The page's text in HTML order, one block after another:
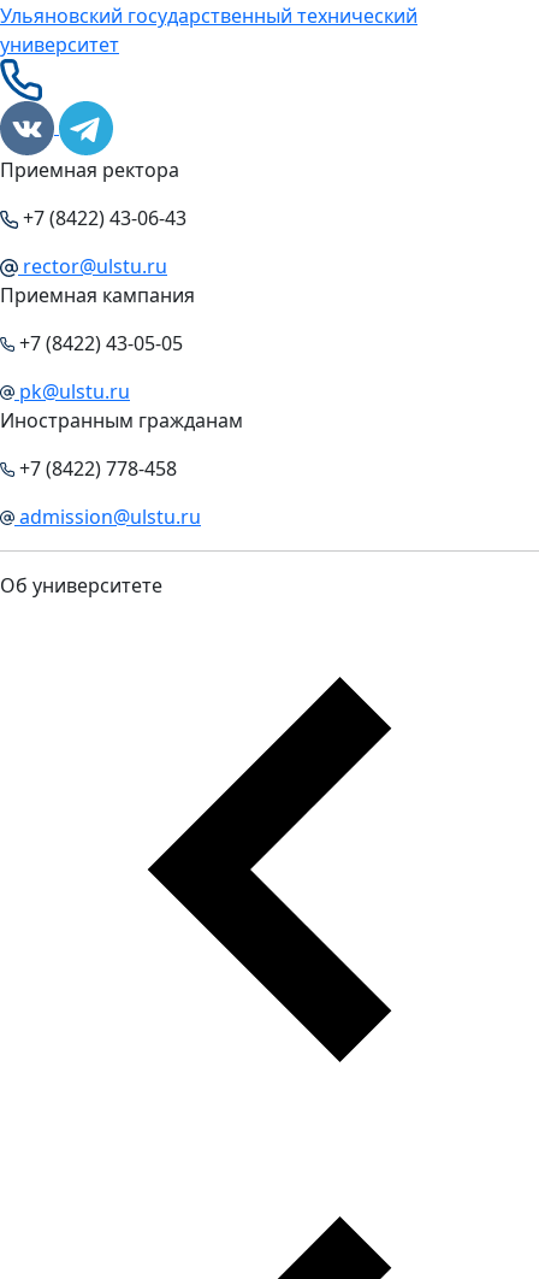
Ульяновский государственный технический
университет
Приемная ректора
+7 (8422) 43-06-43
rector@ulstu.ru
Приемная кампания
+7 (8422) 43-05-05
pk@ulstu.ru
Иностранным гражданам
+7 (8422) 778-458
admission@ulstu.ru
Об университете